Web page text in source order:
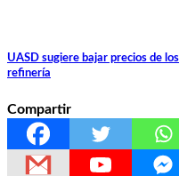
UASD sugiere bajar precios de
refinería
Compartir